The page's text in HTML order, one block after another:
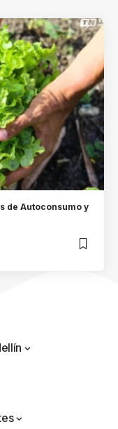
de Autoconsumo y